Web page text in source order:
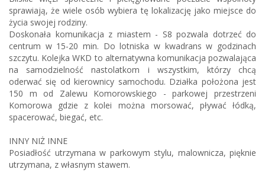
sprawiają, że wiele osób wybiera tę lokalizację jako miejsce do
życia swojej rodziny.
Doskonała komunikacja z miastem - S8 pozwala dotrzeć do
centrum w 15-20 min. Do lotniska w kwadrans w godzinach
szczytu. Kolejka WKD to alternatywna komunikacja pozwalająca
na samodzielność nastolatkom i wszystkim, którzy chcą
oderwać się od kierownicy samochodu. Działka położona jest
150 m od Zalewu Komorowskiego - parkowej przestrzeni
Komorowa gdzie z kolei można morsować, pływać łódką,
spacerować, biegać, etc.
INNY NIŻ INNE
Posiadłość utrzymana w parkowym stylu, malownicza, pięknie
utrzymana, z własnym stawem.